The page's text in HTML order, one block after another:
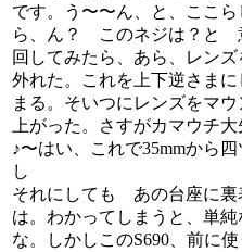
です。う〜〜ん、と、ここ
ら、ん？ このネジは？と
回してみたら、あら、レン
外れた。これを上下逆さま
まる。そいつにレンズをマ
上がった。さすがカマウチ
♪〜はい、これで35mmから
し
それにしても あの台座に裏
は。わかってしまうと、単
な。しかしこのS690、前に